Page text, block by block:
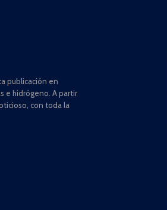
publicación en
e hidrógeno. A partir
con toda la